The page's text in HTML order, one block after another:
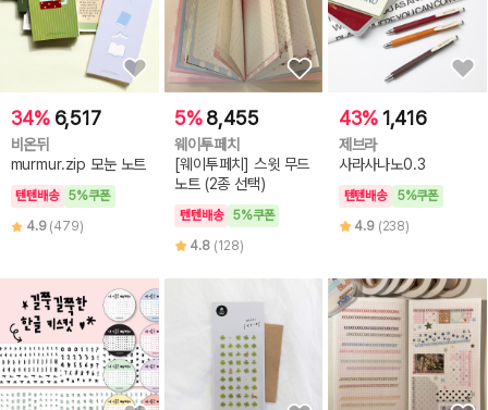
34% 6,517
비온뒤
murmur.zip 모눈 노트
텐텐배송
5%쿠폰
4.9 (479)
5%8,455
웨이투페치
[웨이투페치] 스윗 무드
노트 (2종 선택)
텐텐배송
5%쿠폰
4.8 (128)
43% 1,416
제브라
사라사나노0.3
텐텐배송
5%쿠폰
4.9 (238)